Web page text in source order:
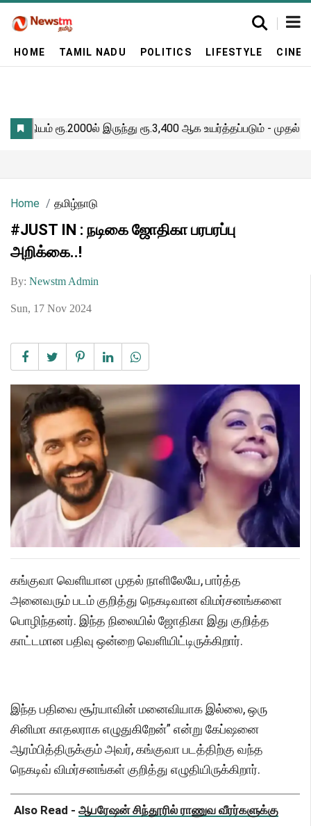
HOME TAMIL NADU POLITICS LIFESTYLE
Home தமிழ்நாடு
#JUST IN : நடிகை ஜோதிகா பரபரப்பு
அறிக்கை..!
By: Newstm Admin
Sun, 17 Nov 2024
கங்குவா வெளியான முதல் நாளிலேயே, பார்த்த
அனைவரும் படம் குறித்து நெகடிவான விமர்சனங்களை
பொழிந்தனர். இந்த நிலையில் ஜாேதிகா இது குறித்த
காட்டமான பதிவு ஒன்றை வெளியிட்டிருக்கிறார்.
இந்த பதிவை சூர்யாவின் மனைவியாக இல்லை, ஒரு
சினிமா காதலராக எழுதுகிறேன்” என்று கேப்ஷனை
ஆரம்பித்திருக்கும் அவர், கங்குவா படத்திற்கு வந்த
நெகடிவ் விமர்சனங்கள் குறித்து எழுதியிருக்கிறார்.
Also Read - ஆபரேஷன் சிந்தூரில் ராணுவ வீரர்களுக்கு